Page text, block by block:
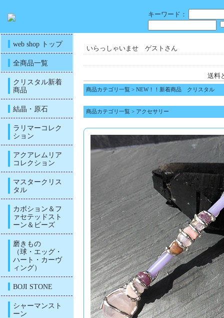
キーワード：
web shop トップ
全商品一覧
クリスタル新着
商品
結晶・原石
ラリマーコレク
ション
アクアレムリア
コレクション
マスタークリス
タル
カボション＆フ
ァセテッドスト
ーン＆ビーズ
磨きもの
（球・エッグ・
ハート・カーヴ
ィング）
BOJI STONE
シャーマンスト
ーン
いらっしゃいませ ゲストさん
送料
商品カテゴリ一覧 > NEW！！新着商品 クリスタル
商品カテゴリ一覧 > アクセサリー